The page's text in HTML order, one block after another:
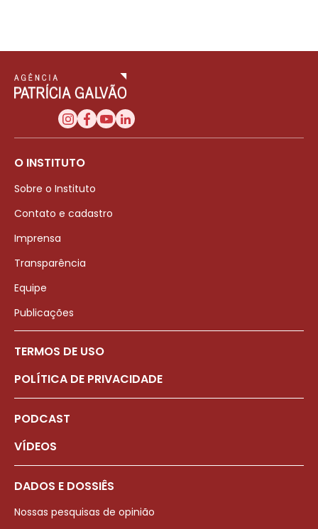
O INSTITUTO
Sobre o Instituto
Contato e cadastro
Imprensa
Transparência
Equipe
Publicações
TERMOS DE USO
POLÍTICA DE PRIVACIDADE
PODCAST
VÍDEOS
DADOS E DOSSIÊS
Nossas pesquisas de opinião